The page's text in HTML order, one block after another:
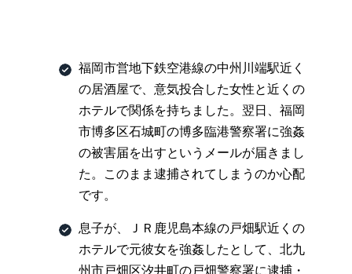
福岡市営地下鉄空港線の中州川端駅近く
の居酒屋で、意気投合した女性と近くの
ホテルで関係を持ちました。翌日、福岡
市博多区石城町の博多臨港警察署に強姦
の被害届を出すというメールが届きまし
た。このまま逮捕されてしまうのか心配
です。
息子が、ＪＲ鹿児島本線の戸畑駅近くの
ホテルで元彼女を強姦したとして、北九
州市戸畑区汐井町の戸畑警察署に逮捕・